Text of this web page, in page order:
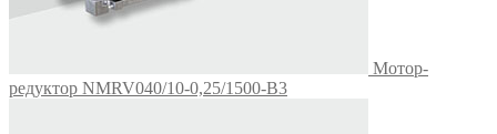
Мотор-
редуктор NMRV040/10-0,25/1500-В3